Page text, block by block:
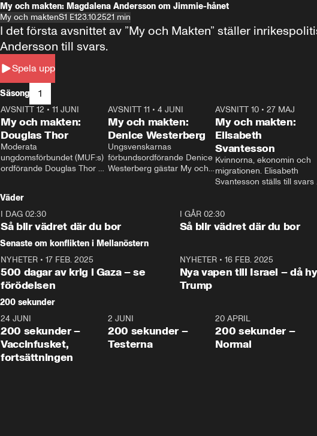
My och makten: Magdalena Andersson om Jimmie-hånet
My och maktenS1 E123.10.2521 min
Spela upp
I det första avsnittet av ”My och Makten” ställer
Andersson till svars.
Säsong 1
26:27
AVSNITT 12 • 11 JUNI
My och makten:
Douglas Thor
Moderata
ungdomsförbundet (MUF:s)
ordförande Douglas Thor
tonårsutvisningarna och hur
Moderaterna ska locka
väljare till valet i höst.
23:40
AVSNITT 11 •4 JUNI
My och makten:
Denice Westerberg
Ungsvenskarnas
förbundsordförande Denice
Westerberg gästar My och
AVSNITT 10 •27 MAJ
My och makten:
Elisabeth
Svantesson
Kvinnorna, ekonomin och
migrationen. Elisabeth
Svantesson ställs till svars
Väder
I DAG 02:30
Så blir vädret där du bor
I GÅR 02:30
Så blir vädret där du bor
Senaste om konflikten i Mellanöstern
NYHETER • 17 FEB. 2025
500 dagar av krig i Gaza – se
förödelsen
NYHETER• 16 FEB. 2025
Nya vapen till Israel – då
Trump
200 sekunder
5:00
24 JUNI
200 sekunder –
Vaccinfusket,
fortsättningen
4:23
2 JUNI
200 sekunder –
Testerna
20 APRIL
200 sekunder –
Normal